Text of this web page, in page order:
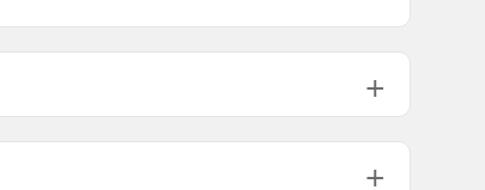
Kromiteräs